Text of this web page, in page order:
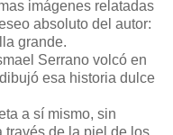
imágenes relatadas
absoluto del autor:
grande.
Serrano volcó en
esa historia dulce
a sí mismo, sin
través de la piel de los